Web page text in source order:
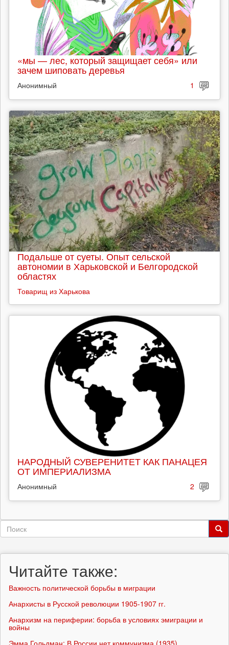
«мы — лес, который защищает себя» или
зачем шиповать деревья
Анонимный 1
Подальше от суеты. Опыт сельской
автономии в Харьковской и Белгородской
областях
Товарищ из Харькова
НАРОДНЫЙ СУВЕРЕНИТЕТ КАК ПАНАЦЕЯ
ОТ ИМПЕРИАЛИЗМА
Анонимный 2
Форма
Читайте также:
Важность политической борьбы в миграции
Анархисты в Русской революции 1905-1907 гг.
Анархизм на периферии: борьба в условиях эмиграции и
войны